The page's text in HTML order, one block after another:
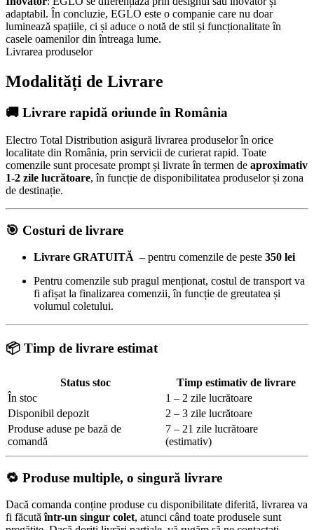
adaptabil. În concluzie, EGLO este o companie care nu doar
luminează spațiile, ci și aduce o notă de stil și funcționalitate în
casele oamenilor din întreaga lume.
Livrarea produselor
Modalități de Livrare
🚚 Livrare rapidă oriunde în România
Electro Total Distribution asigură livrarea produselor în orice
localitate din România, prin servicii de curierat rapid. Toate
comenzile sunt procesate prompt și livrate în termen de aproximativ
1-2 zile lucrătoare, în funcție de disponibilitatea produselor și zona
de destinație.
🎯 Costuri de livrare
Livrare GRATUITĂ – pentru comenzile de peste 350 lei
Pentru comenzile sub pragul menționat, costul de transport va
fi afișat la finalizarea comenzii, în funcție de greutatea și
volumul coletului.
📦 Timp de livrare estimat
Status stoc
Timp estimativ de livrare
În stoc
1 – 2 zile lucrătoare
Disponibil depozit
2 – 3 zile lucrătoare
Produse aduse pe bază de
comandă
7 – 21 zile lucrătoare
(estimativ)
🔁 Produse multiple, o singură livrare
Dacă comanda conține produse cu disponibilitate diferită, livrarea va
fi făcutăîntr-un singur colet, atunci când toate produsele sunt